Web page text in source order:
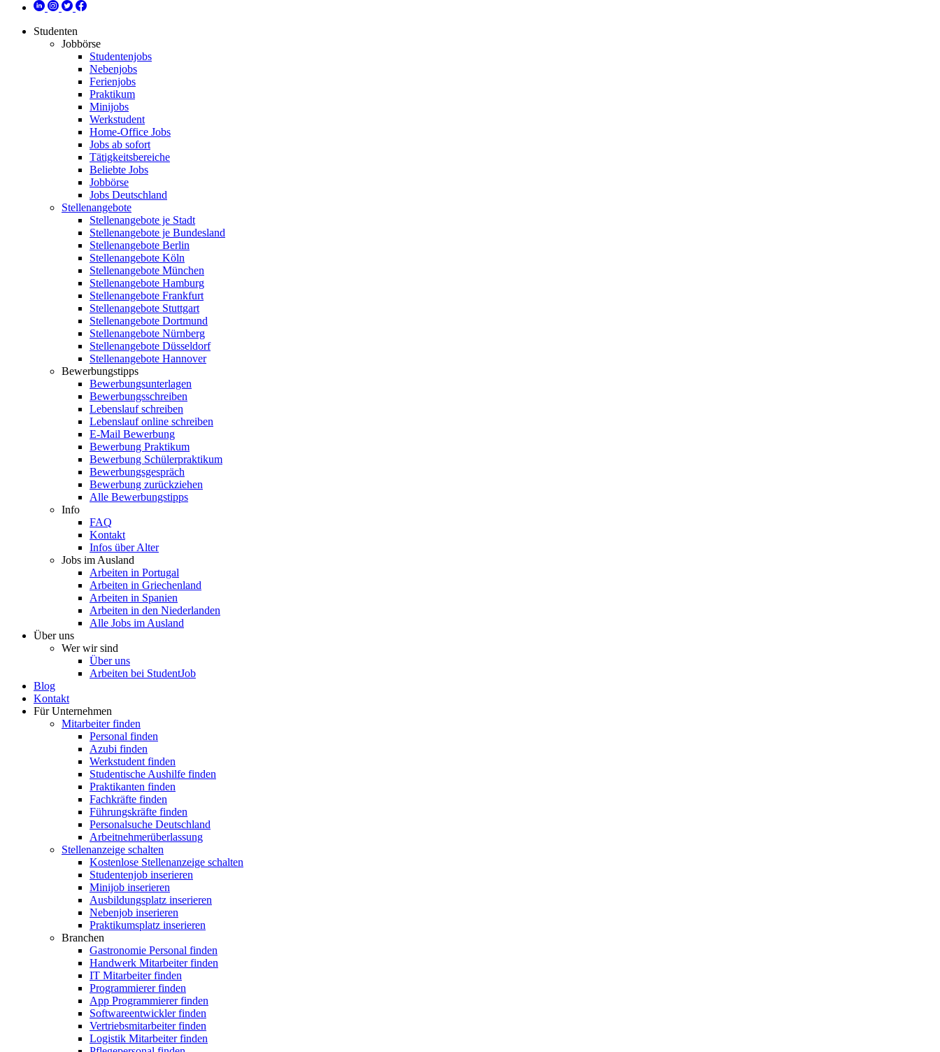
Studenten
Jobbörse
Studentenjobs
Nebenjobs
Ferienjobs
Praktikum
Minijobs
Werkstudent
Home-Office Jobs
Jobs ab sofort
Tätigkeitsbereiche
Beliebte Jobs
Jobbörse
Jobs Deutschland
Stellenangebote
Stellenangebote je Stadt
Stellenangebote je Bundesland
Stellenangebote Berlin
Stellenangebote Köln
Stellenangebote München
Stellenangebote Hamburg
Stellenangebote Frankfurt
Stellenangebote Stuttgart
Stellenangebote Dortmund
Stellenangebote Nürnberg
Stellenangebote Düsseldorf
Stellenangebote Hannover
Bewerbungstipps
Bewerbungsunterlagen
Bewerbungsschreiben
Lebenslauf schreiben
Lebenslauf online schreiben
E-Mail Bewerbung
Bewerbung Praktikum
Bewerbung Schülerpraktikum
Bewerbungsgespräch
Bewerbung zurückziehen
Alle Bewerbungstipps
Info
FAQ
Kontakt
Infos über Alter
Jobs im Ausland
Arbeiten in Portugal
Arbeiten in Griechenland
Arbeiten in Spanien
Arbeiten in den Niederlanden
Alle Jobs im Ausland
Über uns
Wer wir sind
Über uns
Arbeiten bei StudentJob
Blog
Kontakt
Für Unternehmen
Mitarbeiter finden
Personal finden
Azubi finden
Werkstudent finden
Studentische Aushilfe finden
Praktikanten finden
Fachkräfte finden
Führungskräfte finden
Personalsuche Deutschland
Arbeitnehmerüberlassung
Stellenanzeige schalten
Kostenlose Stellenanzeige schalten
Studentenjob inserieren
Minijob inserieren
Ausbildungsplatz inserieren
Nebenjob inserieren
Praktikumsplatz inserieren
Branchen
Gastronomie Personal finden
Handwerk Mitarbeiter finden
IT Mitarbeiter finden
Programmierer finden
App Programmierer finden
Softwareentwickler finden
Vertriebsmitarbeiter finden
Logistik Mitarbeiter finden